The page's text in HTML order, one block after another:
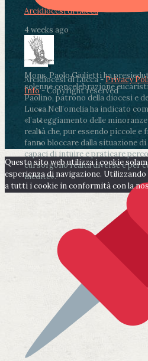
Arcidiocesi di Lucca
4 weeks ago
Mons. Paolo Giulietti ha
solenne concelebrazione
Paolino, patrono della diocesi e
Lucca.Nell’omelia ha indicato
«l’atteggiamento delle
realtà che, pur essendo piccole e
fanno bloccare dalla situazione
capaci di intuire e praticare
cui sorgono realtà diverse e per
inedite».
Arcidiocesi di Lucca -Privacy
Info- Copyright reserved
Questo sito web utilizza i cookie
esperienza di navigazione.
a tutti i cookie in conformità con la